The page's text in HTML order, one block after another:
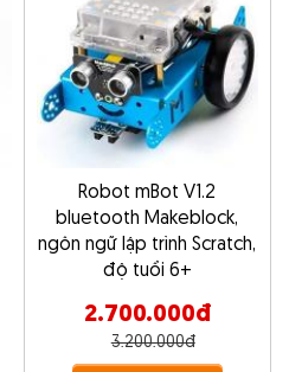
Robot mBot V1.2
bluetooth Makeblock,
ngôn ngữ lập trình Scratch,
độ tuổi 6+
2.700.000đ
3.200.000đ